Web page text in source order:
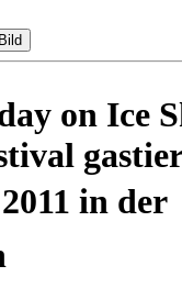
on Ice
in der